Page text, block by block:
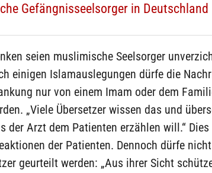
Gefängnisseelsorger in Deutschland
seien muslimische Seelsorger
einigen Islamauslegungen dürfe die
nur von einem Imam oder dem
„Viele Übersetzer wissen das und
der Arzt dem Patienten erzählen will.“
der Patienten. Dennoch dürfe
geurteilt werden: „Aus ihrer Sicht